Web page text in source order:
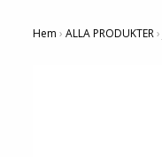
Hem › ALLA PRODUKTER›